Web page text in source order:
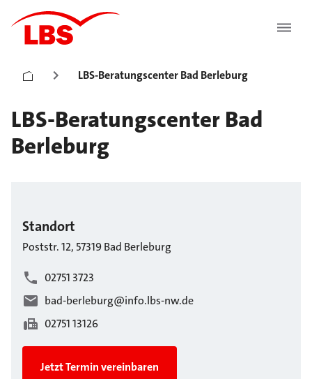
LBS-Beratungscenter Bad Berleburg
LBS-Beratungscenter Bad
Berleburg
Standort
Poststr.12, 57319Bad Berleburg
02751 3723
bad-berleburg@info.lbs-nw.de
02751 13126
Jetzt Termin vereinbaren